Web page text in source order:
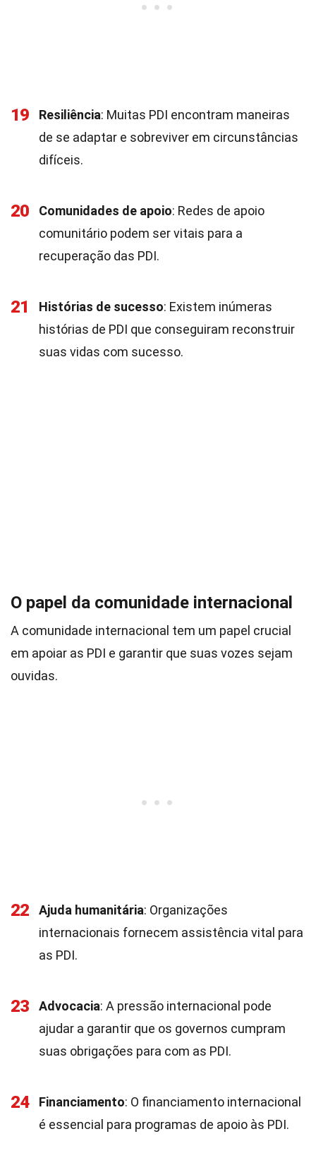
19 Resiliência: Muitas PDI encontram maneiras
de se adaptar e sobreviver em circunstâncias
difíceis.
20 Comunidades de apoio: Redes de apoio
comunitário podem ser vitais para a
recuperação das PDI.
21 Histórias de sucesso: Existem inúmeras
histórias de PDI que conseguiram reconstruir
suas vidas com sucesso.
O papel da comunidade internacional
A comunidade internacional tem um papel crucial
em apoiar as PDI e garantir que suas vozes sejam
ouvidas.
22 Ajuda humanitária: Organizações
internacionais fornecem assistência vital para
as PDI.
23 Advocacia: A pressão internacional pode
ajudar a garantir que os governos cumpram
suas obrigações para com as PDI.
24 Financiamento: O financiamento internacional
é essencial para programas de apoio às PDI.